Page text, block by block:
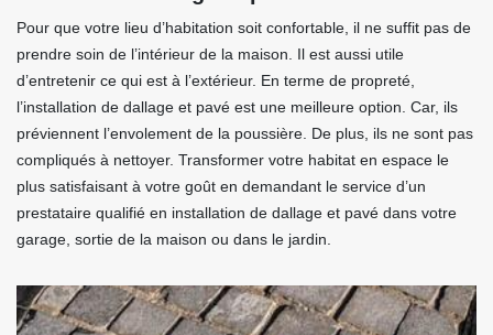
Pour que votre lieu d’habitation soit confortable, il ne suffit pas de
prendre soin de l’intérieur de la maison. Il est aussi utile
d’entretenir ce qui est à l’extérieur. En terme de propreté,
l’installation de dallage et pavé est une meilleure option. Car, ils
préviennent l’envolement de la poussière. De plus, ils ne sont pas
compliqués à nettoyer. Transformer votre habitat en espace le
plus satisfaisant à votre goût en demandant le service d’un
prestataire qualifié en installation de dallage et pavé dans votre
garage, sortie de la maison ou dans le jardin.